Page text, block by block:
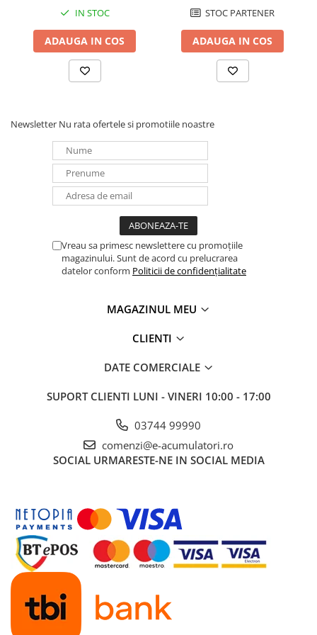
aproximativ 1Ah per 100Ah capacitate baterie. Bateria se va
consumata. De exemplu, un curent rezidual de 10mA poate sa
deterioreze o baterie de 200 Ah daca sistemul este lasat in starea
descarcata mai mult de 8 zile.
Releul de alarma bi-stabil
IN STOC
ADAUGA IN COS
STOC PARTENER
ADAUGA IN COS
Newsletter Nu rata ofertele si promotiile noastre
Vreau sa primesc newslettere cu promoțiile
magazinului. Sunt de acord cu prelucrarea
datelor conform Politicii de confidențialitate
MAGAZINUL MEU
CLIENTI
DATE COMERCIALE
SUPORT CLIENTI LUNI - VINERI 10:00 - 17:00
03744 99990
comenzi@e-acumulatori.ro
SOCIAL URMARESTE-NE IN SOCIAL MEDIA